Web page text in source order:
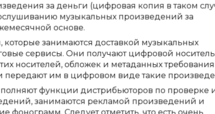
за деньги (цифровая копия в таком
музыкальных произведений за
основе.
занимаются доставкой музыкальных
сервисы. Они получают цифровой носитель
носителей, обложек и метаданных
передают им в цифровом виде такие
функции дистрибьюторов по проверке
занимаются рекламой произведений и